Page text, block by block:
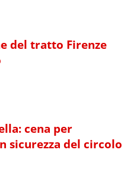
del tratto Firenze
cena per
sicurezza del circolo